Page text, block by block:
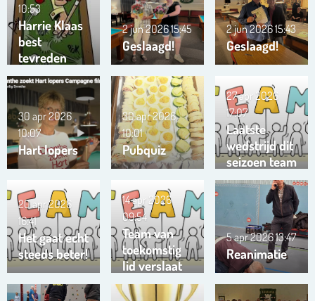
Harrie Klaas
best
tevreden
10:53
Geslaagd!
2 jun 202615:45
Geslaagd!
2 jun 202615:43
Hart lopers
30 apr 2026
10:07
Pubquiz
30 apr 2026
10:01
Laatste
wedstrijd dit
seizoen team
Trianta 01
27 apr 2026
17:07
Het gaat echt
steeds beter!
20 apr 2026
16:41
Team van
toekomstig
lid verslaat
ons team …
!!!
14 apr 2026
09:54
Reanimatie
5 apr 202613:47